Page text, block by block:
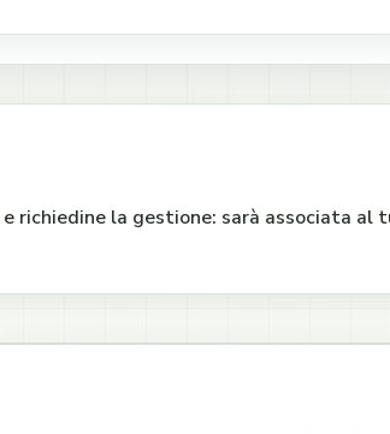
richiedine la gestione: sarà associata al